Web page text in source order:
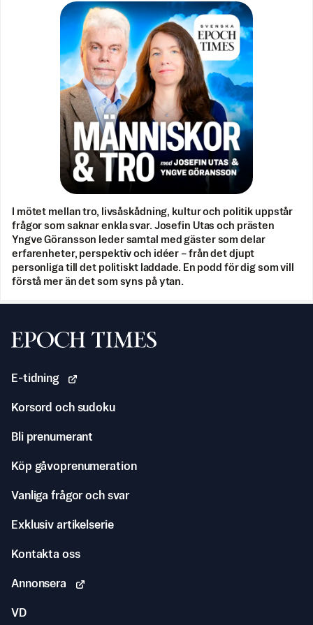
I mötet mellan tro, livsåskådning, kultur och politik uppstår
frågor som saknar enkla svar. Josefin Utas och prästen
Yngve Göransson leder samtal med gäster som delar
erfarenheter, perspektiv och idéer – från det djupt
personliga till det politiskt laddade. En podd för dig som vill
förstå mer än det som syns på ytan.
Svenska Epoch Times
E-tidning
Korsord och sudoku
Bli prenumerant
Köp gåvoprenumeration
Vanliga frågor och svar
Exklusiv artikelserie
Kontakta oss
Annonsera
VD